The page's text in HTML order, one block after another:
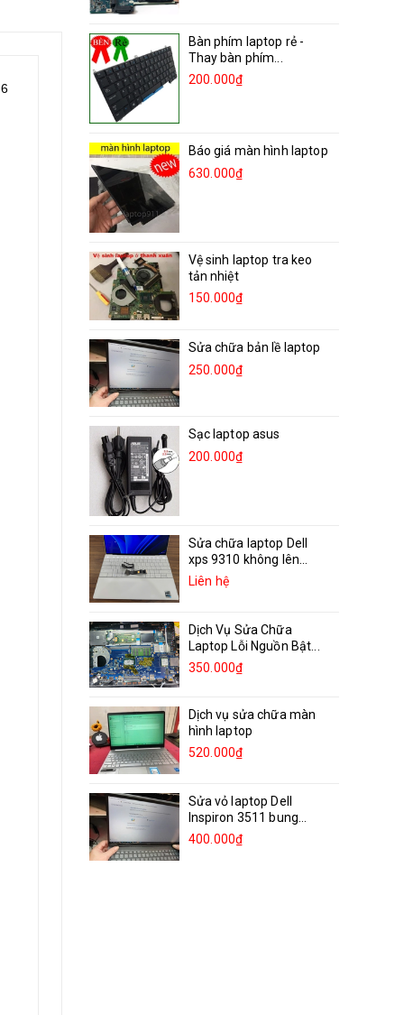
Bàn phím laptop rẻ -
Thay bàn phím...
200.000₫
Báo giá màn hình laptop
630.000₫
Vệ sinh laptop tra keo
tản nhiệt
150.000₫
Sửa chữa bản lề laptop
250.000₫
Sạc laptop asus
200.000₫
Sửa chữa laptop Dell
xps 9310 không lên...
Liên hệ
Dịch Vụ Sửa Chữa
Laptop Lỗi Nguồn Bật...
350.000₫
Dịch vụ sửa chữa màn
hình laptop
520.000₫
Sửa vỏ laptop Dell
Inspiron 3511 bung
bản...
400.000₫